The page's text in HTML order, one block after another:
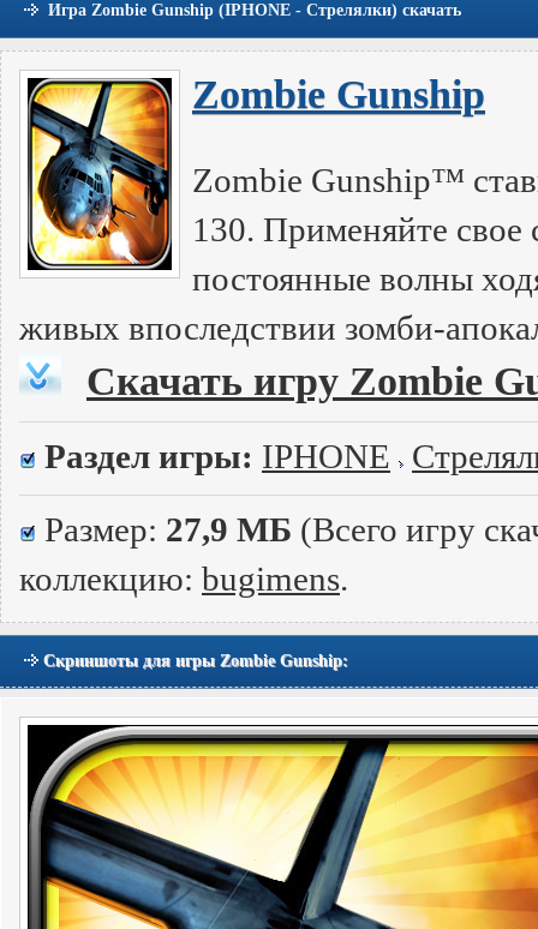
Игра Zombie Gunship (IPHONE - Стрелялки) скачать
Zombie Gunship
Zombie Gunship™
130. Применяйте
постоянные волны
живых впоследствии зомби-
Скачать игру Zombie
Раздел игры: IPHONE
Размер: 27,9 МБ (Всего игру
коллекцию: bugimens.
Скриншоты для игры Zombie Gunship: